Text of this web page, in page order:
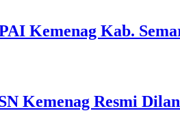
Kemenag Kab.
Kemenag Resmi